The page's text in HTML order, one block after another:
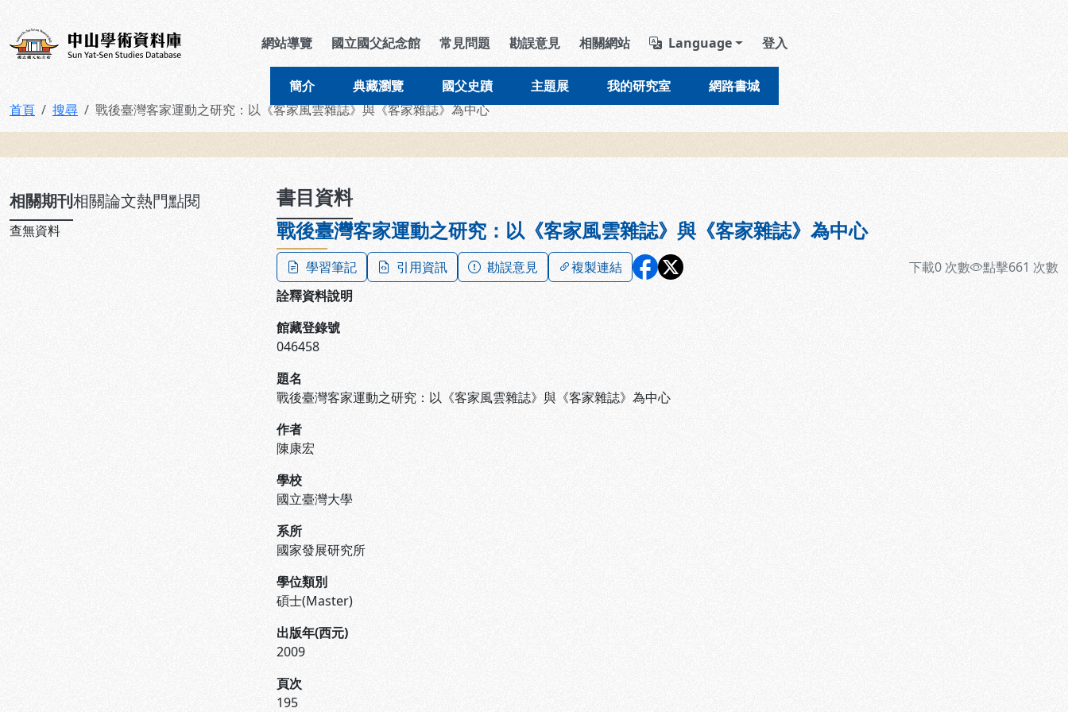
中山學術資料庫 導覽列區塊
網站導覽 國立國父紀念館 常見問題 勘誤意見 相關網站 Language 登入
簡介 典藏瀏覽 國父史蹟 主題展 我的研究室 網路書城
首頁 搜尋 戰後臺灣客家運動之研究：以《客家風雲雜誌》與《客家雜誌》為中心
相關期刊相關論文熱門點閱
查無資料
書目資料
戰後臺灣客家運動之研究：以《客家風雲雜誌》與《客家雜誌》為中心
學習筆記 引用資訊 勘誤意見 複製連結 下載0 次數 點擊661 次數
詮釋資料說明
館藏登錄號
046458
題名
戰後臺灣客家運動之研究：以《客家風雲雜誌》與《客家雜誌》為中心
作者
陳康宏
學校
國立臺灣大學
系所
國家發展研究所
學位類別
碩士(Master)
出版年(西元)
2009
頁次
195